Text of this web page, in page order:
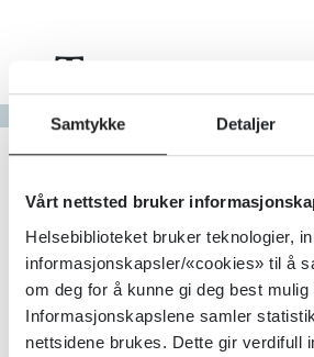
Samtykke Detaljer
Vårt nettsted bruker
Helsebiblioteket bruker teknologier,
informasjonskapsler/«cookies» til å
om deg for å kunne gi deg best
Informasjonskapslene samler
nettsidene brukes. Dette gir verdifull
Tema
Gå til bokstav
Filter
0Treff